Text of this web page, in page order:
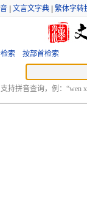
文言文字典 繁体字转
索 按部首检索
支持拼音查询，例：“wen